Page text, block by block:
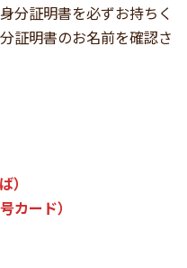
分証明書を必ずお持ちく
証明書のお名前を確認さ
）
カード）